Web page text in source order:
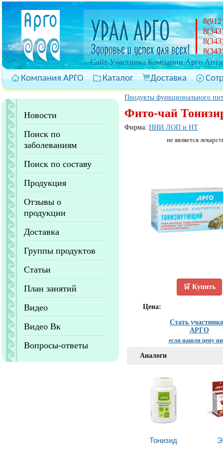
Cайт Участника Компании Арго
Компания АРГО Каталог Доставка
Новости
Поиск по
заболеваниям
Поиск по составу
Продукция
Отзывы о
продукции
Доставка
Группы продуктов
Статьи
План занятий
Видео
Видео Вк
Вопросы-ответы
Продукты функционального
Фито-чай
Фирма: НИИ ЛОП и НТ
не является
🛒 Купить
Цена:
Стать
АРГО
если нашли цену
Аналоги
Тонизид